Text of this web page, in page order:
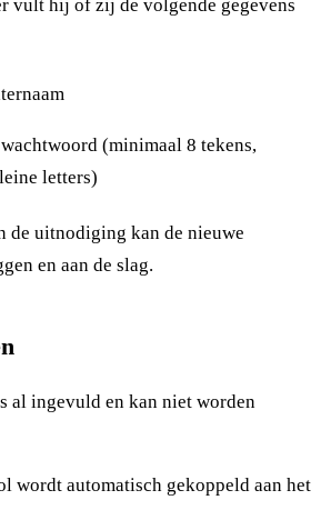
vult hij of zij de volgende gegevens
(minimaal 8 tekens,
letters)
de uitnodiging kan de nieuwe
en aan de slag.
al ingevuld en kan niet worden
wordt automatisch gekoppeld aan het